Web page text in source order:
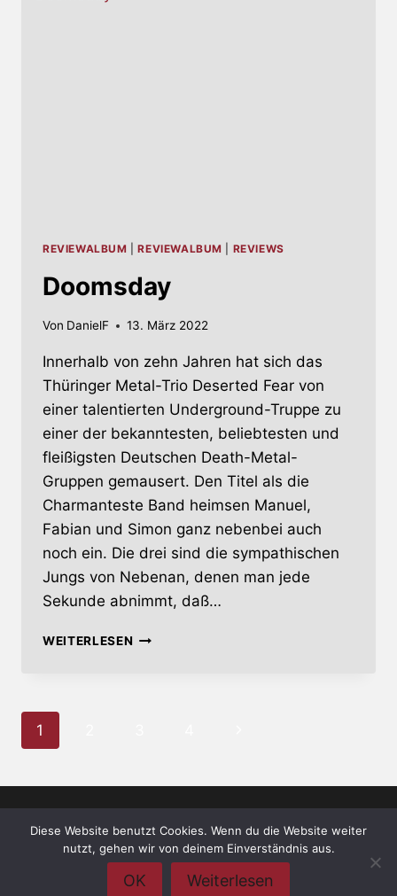
REVIEWALBUM |REVIEWALBUM REVIEWS
Doomsday
Von DanielF 13. März 2022
Innerhalb von zehn Jahren hat sich das
Thüringer Metal-Trio Deserted Fear von
einer talentierten Underground-Truppe zu
einer der bekanntesten, beliebtesten und
fleißigsten Deutschen Death-Metal-
Gruppen gemausert. Den Titel als die
Charmanteste Band heimsen Manuel,
Fabian und Simon ganz nebenbei auch
noch ein. Die drei sind die sympathischen
Jungs von Nebenan, denen man jede
Sekunde abnimmt, daß…
WEITERLESENDOOMSDAY
Seitennavigation
1
© 2026 whiskey-soda.de - the alternative
magazine •Impressum•Datenschutzerklärung
Diese Website benutzt Cookies. Wenn du die Website weiter
nutzt, gehen wir von deinem Einverständnis aus.
OK Weiterlesen